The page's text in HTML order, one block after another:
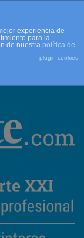
experiencia de
para la
de nuestra política de
plugin cookies